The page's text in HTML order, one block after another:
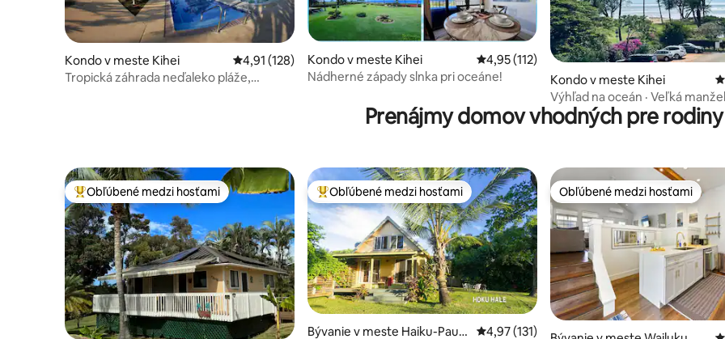
Kondo v meste Kihei Priemerné ohodnotenie 4,91 z 5, počet hodnotení: 128
4,91 (128)
Tropická záhrada neďaleko pláže,
Kondo v meste Kihei Priemerné ohodnotenie 4,95 z 5, počet
4,95 (112)
Nádherné západy slnka pri oceáne!
Kondo v meste Kihei
Výhľad na oceán · Veľká
posteľ a menšia manželská
Bazén a vírivka
Prenájmy domov vhodných pre rodiny
Najobľúbenejšie medzi hosťami
Obľúbené medzi hosťami Najobľúbenejšie medzi hosťami
Obľúbené medzi hosťami
Bývanie v meste Haiku-Pauw
Priemerné ohodnotenie 4,97 z 5, počet
4,97 (131)
Obľúbené medzi hosťami
Obľúbené medzi hosťami